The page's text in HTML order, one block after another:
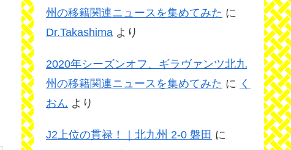
州の移籍関連ニュースを集めてみた に
Dr.Takashima より
2020年シーズンオフ、ギラヴァンツ北九
州の移籍関連ニュースを集めてみた に く
おん より
J2上位の貫禄！｜北九州 2-0 磐田 に